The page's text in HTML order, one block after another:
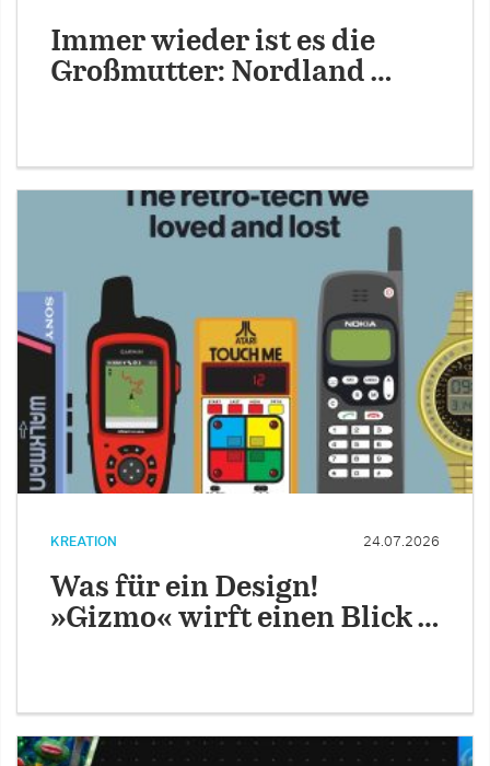
Immer wieder ist es die
Großmutter: Nordland …
KREATION 24.07.2026
Was für ein Design!
»Gizmo« wirft einen Blick …